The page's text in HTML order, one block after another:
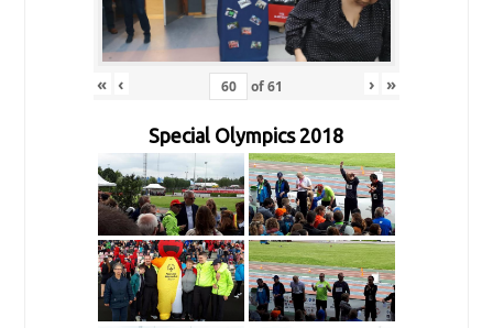
« ‹ of61 › »
Special Olympics 2018